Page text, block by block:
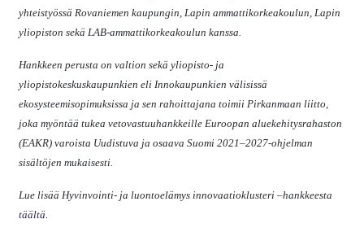
yhteistyössä Rovaniemen kaupungin, Lapin ammattikorkeakoulun, Lapin
yliopiston sekä LAB-ammattikorkeakoulun kanssa.
Hankkeen perusta on valtion sekä yliopisto- ja
yliopistokeskuskaupunkien eli Innokaupunkien välisissä
ekosysteemisopimuksissa ja sen rahoittajana toimii Pirkanmaan liitto,
joka myöntää tukea vetovastuuhankkeille Euroopan aluekehitysrahaston
(EAKR) varoista Uudistuva ja osaava Suomi 2021–2027-ohjelman
sisältöjen mukaisesti.
Lue lisää Hyvinvointi- ja luontoelämys innovaatioklusteri –hankkeesta
täältä.